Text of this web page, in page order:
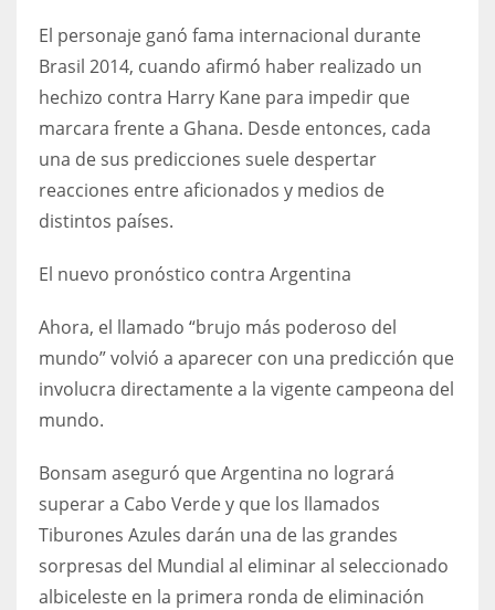
DEN
24
20
16
24
MIA
17
El personaje ganó fama internacional durante
Brasil 2014, cuando afirmó haber realizado un
hechizo contra Harry Kane para impedir que
marcara frente a Ghana. Desde entonces, cada
una de sus predicciones suele despertar
reacciones entre aficionados y medios de
distintos países.
El nuevo pronóstico contra Argentina
Ahora, el llamado “brujo más poderoso del
mundo” volvió a aparecer con una predicción que
involucra directamente a la vigente campeona del
mundo.
Bonsam aseguró que Argentina no logrará
superar a Cabo Verde y que los llamados
Tiburones Azules darán una de las grandes
sorpresas del Mundial al eliminar al seleccionado
albiceleste en la primera ronda de eliminación